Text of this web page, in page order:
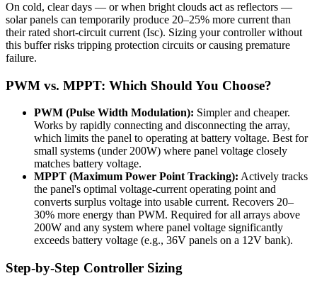
On cold, clear days — or when bright clouds act as reflectors —
solar panels can temporarily produce 20–25% more current than
their rated short-circuit current (Isc). Sizing your controller without
this buffer risks tripping protection circuits or causing premature
failure.
PWM vs. MPPT: Which Should You Choose?
PWM (Pulse Width Modulation): Simpler and cheaper.
Works by rapidly connecting and disconnecting the array,
which limits the panel to operating at battery voltage. Best for
small systems (under 200W) where panel voltage closely
matches battery voltage.
MPPT (Maximum Power Point Tracking): Actively tracks
the panel's optimal voltage-current operating point and
converts surplus voltage into usable current. Recovers 20–
30% more energy than PWM. Required for all arrays above
200W and any system where panel voltage significantly
exceeds battery voltage (e.g., 36V panels on a 12V bank).
Step-by-Step Controller Sizing